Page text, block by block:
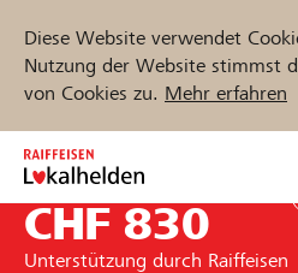
Diese Website verwendet
Nutzung der Website stimmst
von Cookies zu. Mehr erfahren
Zum
Inhalt
springen
CHF 830
Unterstützung durch Raiffeisen